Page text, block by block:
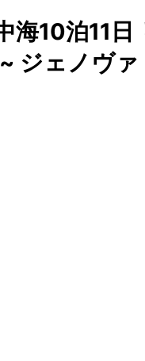
海10泊11
ジェノヴ